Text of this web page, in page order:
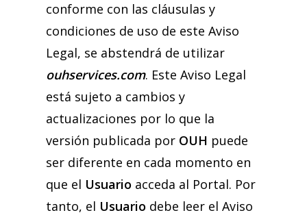
conforme con las cláusulas y
condiciones de uso de este Aviso
Legal, se abstendrá de utilizar
ouhservices.com. Este Aviso Legal
está sujeto a cambios y
actualizaciones por lo que la
versión publicada por OUH puede
ser diferente en cada momento en
que el Usuario acceda al Portal. Por
tanto, el Usuario debe leer el Aviso